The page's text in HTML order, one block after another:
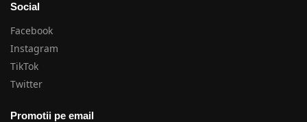
Social
Facebook
Instagram
TikTok
Twitter
Promotii pe email